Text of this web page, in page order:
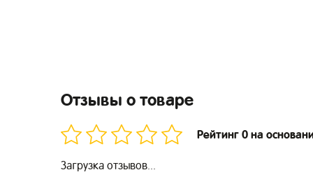
Отзывы о товаре
Рейтинг 0 на
Загрузка отзывов...